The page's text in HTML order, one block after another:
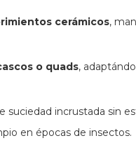
cerámicos,
o quads,
suciedad incrustada sin
en épocas de insectos.